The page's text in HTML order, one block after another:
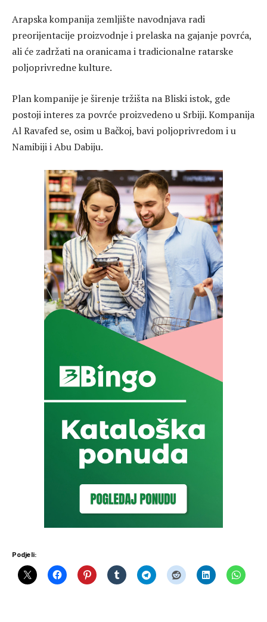
Arapska kompanija zemljište navodnjava radi
preorijentacije proizvodnje i prelaska na gajanje povrća,
ali će zadržati na oranicama i tradicionalne ratarske
poljoprivredne kulture.
Plan kompanije je širenje tržišta na Bliski istok, gde
postoji interes za povrće proizvedeno u Srbiji. Kompanija
Al Ravafed se, osim u Bačkoj, bavi poljoprivredom i u
Namibiji i Abu Dabiju.
Podjeli: